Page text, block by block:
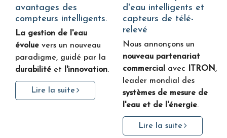
avantages des
compteurs intelligents.
La gestion de l'eau
évolue vers un nouveau
paradigme, guidé par la
durabilité et l'innovation.
Lire la suite
d'eau intelligents et
capteurs de télé-
relevé
Nous annonçons un
nouveau partenariat
commercial avec ITRON,
leader mondial des
systèmes de mesure de
l'eau et de l'énergie.
Lire la suite